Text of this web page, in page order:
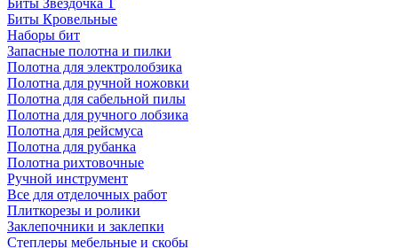
Биты Звездочка T
Биты Кровельные
Наборы бит
Запасные полотна и пилки
Полотна для электролобзика
Полотна для ручной ножовки
Полотна для сабельной пилы
Полотна для ручного лобзика
Полотна для рейсмуса
Полотна для рубанка
Полотна рихтовочные
Ручной инструмент
Все для отделочных работ
Плиткорезы и ролики
Заклепочники и заклепки
Степлеры мебельные и скобы